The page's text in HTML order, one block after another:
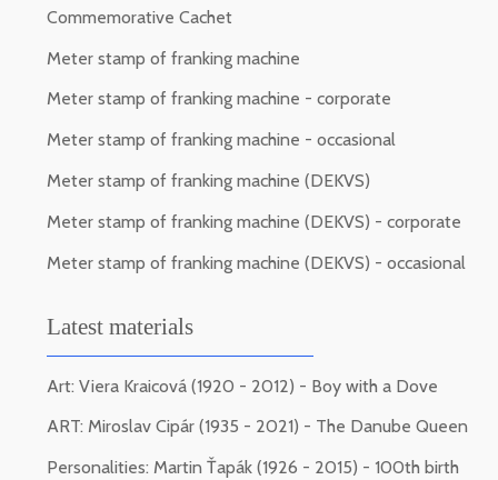
Commemorative Cachet
Meter stamp of franking machine
Meter stamp of franking machine - corporate
Meter stamp of franking machine - occasional
Meter stamp of franking machine (DEKVS)
Meter stamp of franking machine (DEKVS) - corporate
Meter stamp of franking machine (DEKVS) - occasional
Latest materials
Art: Viera Kraicová (1920 - 2012) - Boy with a Dove
ART: Miroslav Cipár (1935 - 2021) - The Danube Queen
Personalities: Martin Ťapák (1926 - 2015) - 100th birth